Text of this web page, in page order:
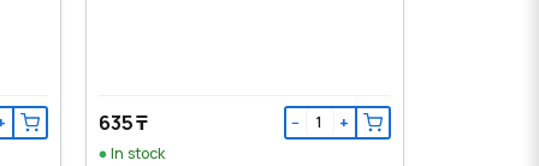
635 ₸ − +
In stock